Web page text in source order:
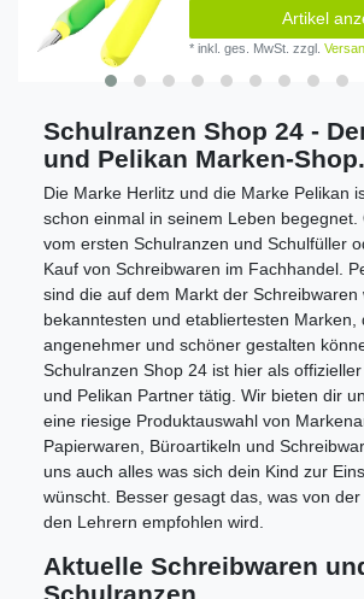
Artikel
*inkl. ges. MwSt. zzgl.
Schulranzen Shop 24 -
und Pelikan Marken-Shop.
Die Marke Herlitz und die Marke Pelikan
schon einmal in seinem Leben begegnet.
vom ersten Schulranzen und Schulfüller
Kauf von Schreibwaren im Fachhandel.
sind die auf dem Markt der Schreibwaren
bekanntesten und etabliertesten Marken,
angenehmer und schöner gestalten
Schulranzen Shop 24 ist hier als
und Pelikan Partner tätig. Wir bieten dir
eine riesige Produktauswahl von
Papierwaren, Büroartikeln und
uns auch alles was sich dein Kind zur
wünscht. Besser gesagt das, was von
den Lehrern empfohlen wird.
Aktuelle Schreibwaren
Schulranzen.